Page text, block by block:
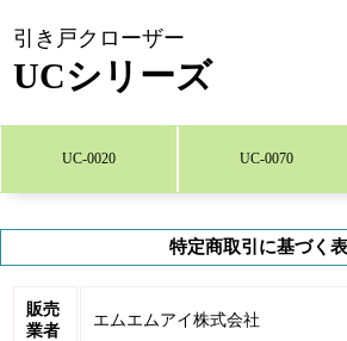
引き戸クローザー
UCシリーズ
UC-0020 UC-0070
特定商取引に基づく
販売
業者
エムエムアイ株式会社